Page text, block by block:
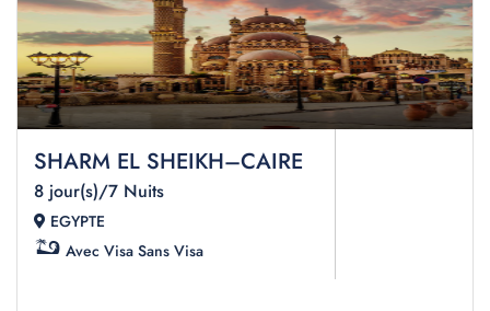
SHARM EL SHEIKH–CAIRE
8 jour(s)/7 Nuits
EGYPTE
Avec Visa Sans Visa